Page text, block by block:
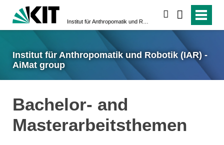
Institut für Anthropomatik und Robotik (IAR) -
AiMat group
Bachelor- and
Masterarbeitsthemen